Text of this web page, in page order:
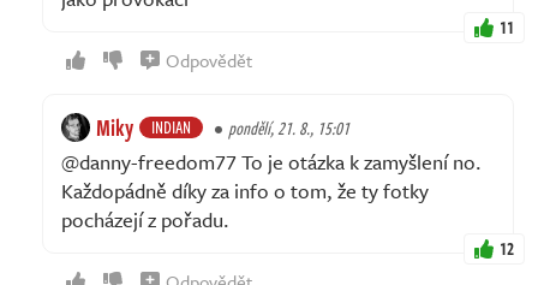
11
Odpovědět
Miky INDIAN pondělí, 21. 8., 15:01
@danny-freedom77 To je otázka k zamyšlení no.
Každopádně díky za info o tom, že ty fotky
pocházejí z pořadu.
12